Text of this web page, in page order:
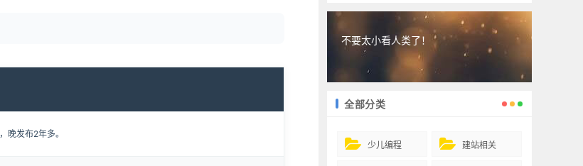
，晚发布2年多。
不要太小看人类了！
全部分类
少儿编程 建站相关